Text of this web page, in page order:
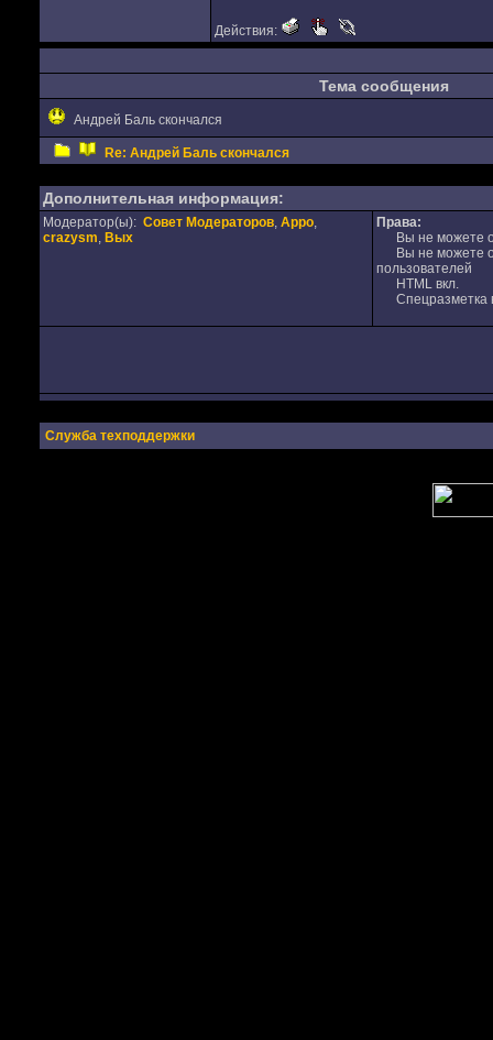
Действия:
Тема сообщения
Андрей Баль скончался
Re: Андрей Баль скончался
Дополнительная информация:
Модератор(ы): Совет Модераторов, Appo,
crazysm, Вых
Права:
Вы не можете
Вы не можете
пользователей
HTML вкл.
Спецразметка
Служба техподдержки